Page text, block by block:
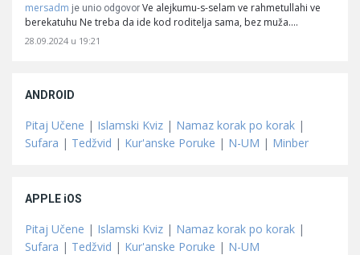
mersadm je unio odgovor Ve alejkumu-s-selam ve rahmetullahi ve
berekatuhu Ne treba da ide kod roditelja sama, bez muža.…
28.09.2024 u 19:21
ANDROID
Pitaj Učene | Islamski Kviz | Namaz korak po korak |
Sufara | Tedžvid | Kur'anske Poruke | N-UM | Minber
APPLE iOS
Pitaj Učene | Islamski Kviz | Namaz korak po korak |
Sufara | Tedžvid | Kur'anske Poruke | N-UM